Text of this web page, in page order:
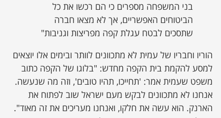
בני המשפחה מספרים כי הם רכשו את כל
הביטוחים האפשריים, אך לא מצאו חברה
שתסכים לבטח עגלת קפה מפריצות וגניבות"
הוריו וחבריו של עמית לא מתכוונים לוותר ובימים אלו יוצאים
למסע להקמת בית הקפה מחדש: "בלוגו של הקפה כתוב
משפט שעמית אמר: 'תחייכו, תהיו טובים', וזה מה שנעשה.
אנחנו לא מתכוונים לבקש מעם ישראל שוב לפתוח את
הארנק. הוא עשה את חלקו, ואנחנו מעריכים את זה מאוד".